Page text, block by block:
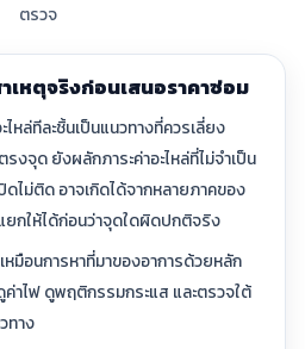
ตรวจ
เหตุจริงก่อนเสนอราคาซ่อม
ไหล่ทีละชิ้นเป็นแนวทางที่ควรเลี่ยง
รงจุด ยังผลักภาระค่าอะไหล่ที่ไม่จำเป็น
ดไม่ติด อาจเกิดได้จากหลายภาคของ
กให้ได้ก่อนว่าจุดใดผิดปกติจริง
มือนการหาที่มาของอาการด้วยหลัก
ค่าไฟ ดูพฤติกรรมกระแส และตรวจใต้
ทาง